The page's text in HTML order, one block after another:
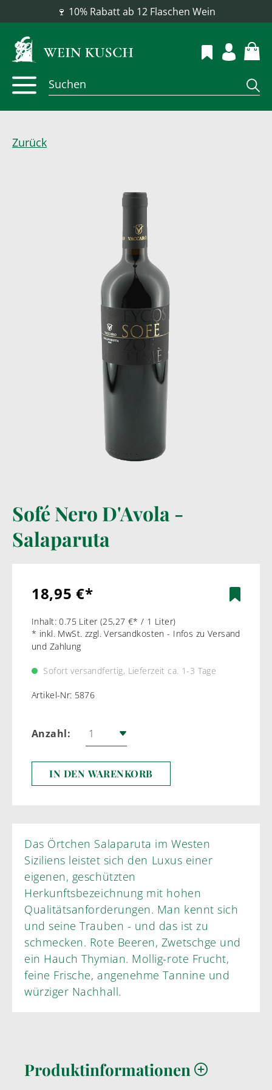
📦 Versandkostenfrei ab 100 €
Zurück
Sofé Nero D'Avola -
Salaparuta
18,95 €*
Inhalt:0.75 Liter (25,27 €* / 1 Liter)
* inkl. MwSt. zzgl. Versandkosten - Infos zu Versand
und Zahlung
Sofort versandfertig, Lieferzeit ca. 1-3 Tage
Artikel-Nr: 5876
Anzahl:
IN DEN WARENKORB
Das Örtchen Salaparuta im Westen
Siziliens leistet sich den Luxus einer
eigenen, geschützten
Herkunftsbezeichnung mit hohen
Qualitätsanforderungen. Man kennt sich
und seine Trauben - und das ist zu
schmecken. Rote Beeren, Zwetschge und
ein Hauch Thymian. Mollig-rote Frucht,
feine Frische, angenehme Tannine und
würziger Nachhall.
Produktinformationen